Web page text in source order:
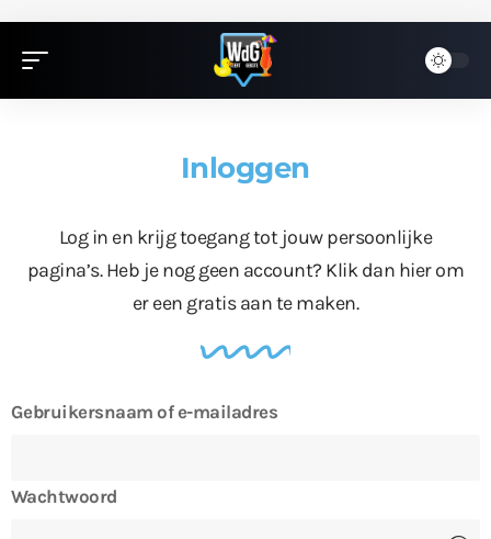
Inloggen
Log in en krijg toegang tot jouw persoonlijke
pagina’s. Heb je nog geen account? Klik dan hierom
er een gratis aan te maken.
Gebruikersnaam of e-mailadres
Wachtwoord